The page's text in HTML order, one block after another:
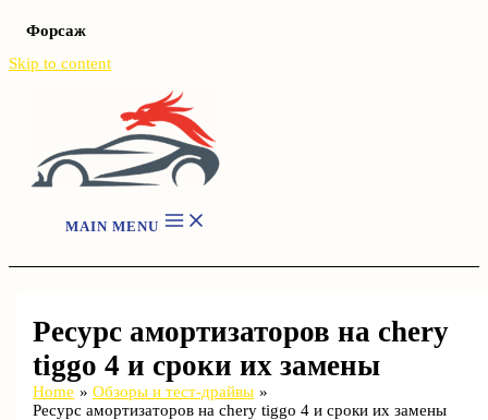
Форсаж
Skip to content
MAIN MENU
Ресурс амортизаторов на chery
tiggo 4 и сроки их замены
Home
Обзоры и тест-драйвы
Ресурс амортизаторов на chery tiggo 4 и сроки их замены